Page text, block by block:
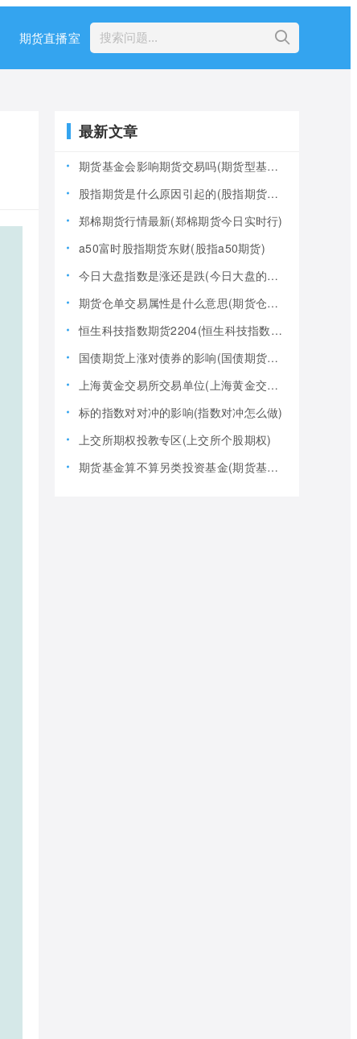
期货直播室
最新文章
期货基金会影响期货交易吗(期货型基金风险大吗)
股指期货是什么原因引起的(股指期货产生的原因)
郑棉期货行情最新(郑棉期货今日实时行)
a50富时股指期货东财(股指a50期货)
今日大盘指数是涨还是跌(今日大盘的指数是多少)
期货仓单交易属性是什么意思(期货仓是什么意思)
恒生科技指数期货2204(恒生科技指数期货夜盘)
国债期货上涨对债券的影响(国债期货上涨对债券的影响大吗)
上海黄金交易所交易单位(上海黄金交易所全称)
标的指数对对冲的影响(指数对冲怎么做)
上交所期权投教专区(上交所个股期权)
期货基金算不算另类投资基金(期货基金是期货还是基金)